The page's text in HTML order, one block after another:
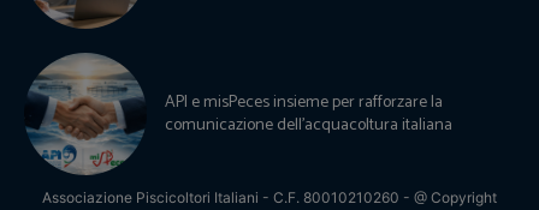
API e misPeces insieme per rafforzare la
comunicazione dell’acquacoltura italiana
Associazione Piscicoltori Italiani - C.F. 80010210260 - @ Copyright